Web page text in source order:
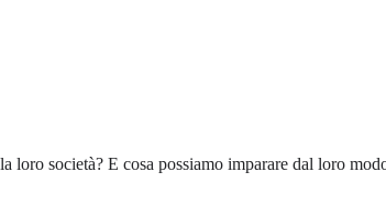
loro società? E cosa possiamo imparare dal loro